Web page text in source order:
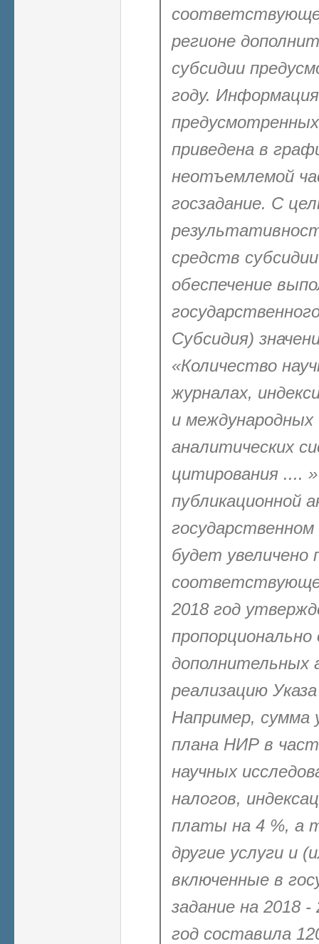
регионе
субсидии
году.
приведена в
неотъемлемой
госзадание. С
средств
обеспечение
Субсидия)
«Количество
журналах,
и международных
аналитических
цитирования ....
публикационной
государственном
будет
2018 год
дополнительных
реализацию
Например, сумма
плана НИР в
научных
налогов,
платы на 4 %, а
другие услуги и
включенные в
задание на 2018
год составила